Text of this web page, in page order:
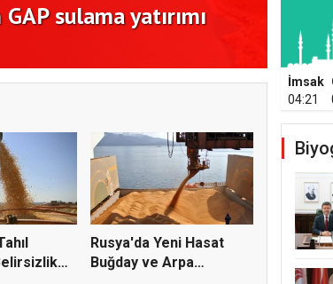
sulama yatırımı
Rusya'da Yeni Hasat
Buğday ve Arpa
İmsak
04:21